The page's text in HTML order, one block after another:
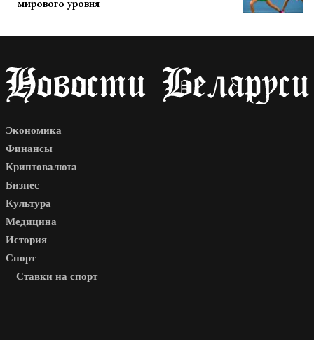
мирового уровня
Экономика
Финансы
Криптовалюта
Бизнес
Культура
Медицина
История
Спорт
Ставки на спорт